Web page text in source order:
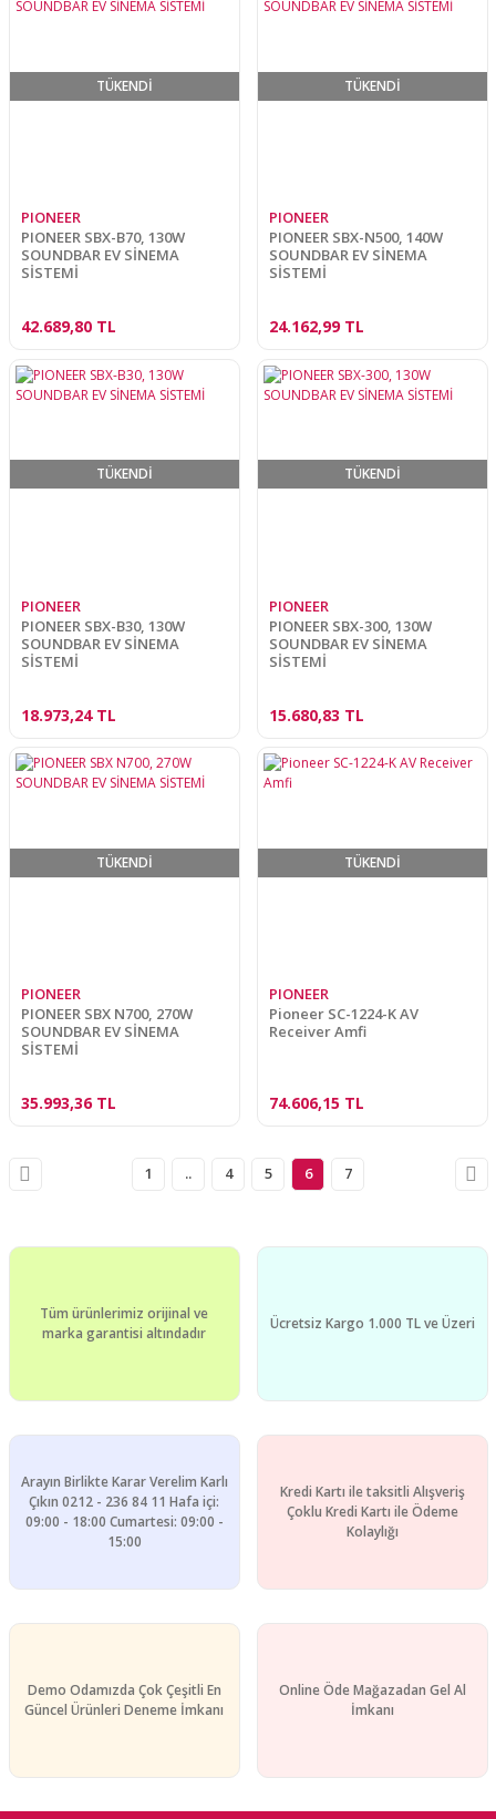
TÜKENDİ
PIONEER
PIONEER SBX-B70, 130W
SOUNDBAR EV SİNEMA
SİSTEMİ
42.689,80 TL
TÜKENDİ
PIONEER
PIONEER SBX-N500, 140W
SOUNDBAR EV SİNEMA
SİSTEMİ
24.162,99 TL
TÜKENDİ
PIONEER
PIONEER SBX-B30, 130W
SOUNDBAR EV SİNEMA
SİSTEMİ
18.973,24 TL
TÜKENDİ
PIONEER
PIONEER SBX-300, 130W
SOUNDBAR EV SİNEMA
SİSTEMİ
15.680,83 TL
TÜKENDİ
PIONEER
PIONEER SBX N700, 270W
SOUNDBAR EV SİNEMA
SİSTEMİ
35.993,36 TL
TÜKENDİ
PIONEER
Pioneer SC-1224-K AV
Receiver Amfi
74.606,15 TL
1 .. 4 5 6 7
Tüm ürünlerimiz orijinal ve
marka garantisi altındadır
Ücretsiz Kargo 1.000 TL ve Üzeri
Arayın Birlikte Karar Verelim Karlı
Çıkın 0212 - 236 84 11 Hafa içi:
09:00 - 18:00 Cumartesi: 09:00 -
15:00
Kredi Kartı ile taksitli Alışveriş
Çoklu Kredi Kartı ile Ödeme
Kolaylığı
Demo Odamızda Çok Çeşitli En
Güncel Ürünleri Deneme İmkanı
Online Öde Mağazadan Gel Al
İmkanı